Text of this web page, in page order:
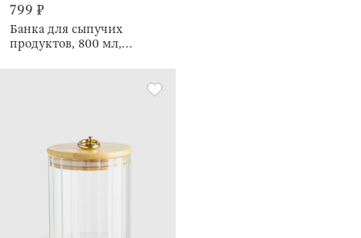
799 ₽
Банка для сыпучих
продуктов, 800 мл,